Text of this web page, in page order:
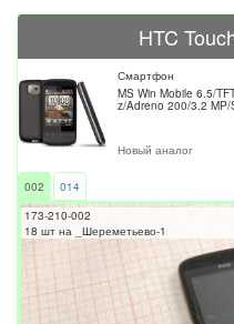
HTC
Смартфон
MS Win Mobile 6.5/
z/Adreno 200/3.2 MP/
Новый аналог
002
014
173-210-002
18 шт на _Шереметьево-1